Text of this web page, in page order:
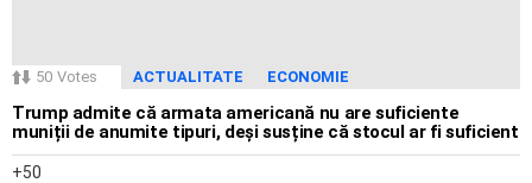
50 Votes ACTUALITATE ECONOMIE
Trump admite că armata americană nu are suficiente
muniții de anumite tipuri, deși susține că stocul ar fi suficient
50